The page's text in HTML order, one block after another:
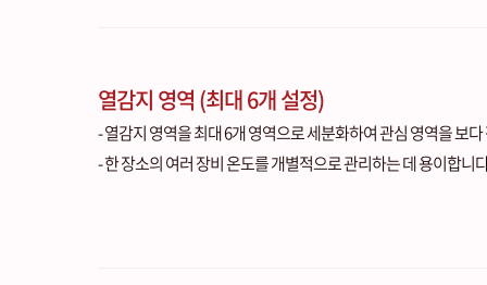
열감지 영역 (최대 6개 설정)
- 열감지 영역을 최대 6개 영역으로 세분화하여 관심 영역을 보
- 한 장소의 여러 장비 온도를 개별적으로 관리하는 데 용이합니